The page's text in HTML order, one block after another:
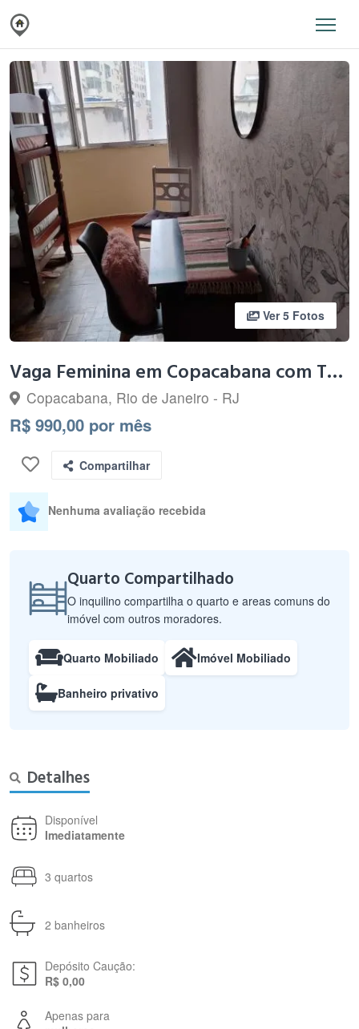
Ver 5 Fotos
Vaga Feminina em Copacabana com Tudo por Perto!
Copacabana, Rio de Janeiro - RJ
R$ 990,00 por mês
Compartilhar
Nenhuma avaliação recebida
Quarto Compartilhado
O inquilino compartilha o quarto e areas comuns do
imóvel com outros moradores.
Quarto Mobiliado Imóvel Mobiliado
Banheiro privativo
Detalhes
Disponível
Imediatamente
3 quartos
2 banheiros
Depósito Caução:
R$ 0,00
Apenas para